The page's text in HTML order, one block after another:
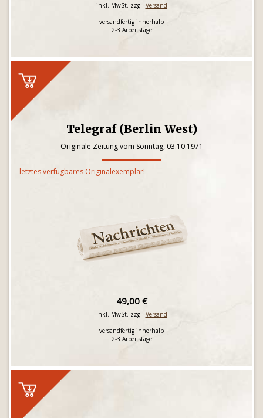
inkl. MwSt. zzgl. Versand
versandfertig innerhalb
2-3 Arbeitstage
Telegraf (Berlin West)
Originale Zeitung vom Sonntag, 03.10.1971
letztes verfügbares Originalexemplar!
49,00 €
inkl. MwSt. zzgl. Versand
versandfertig innerhalb
2-3 Arbeitstage